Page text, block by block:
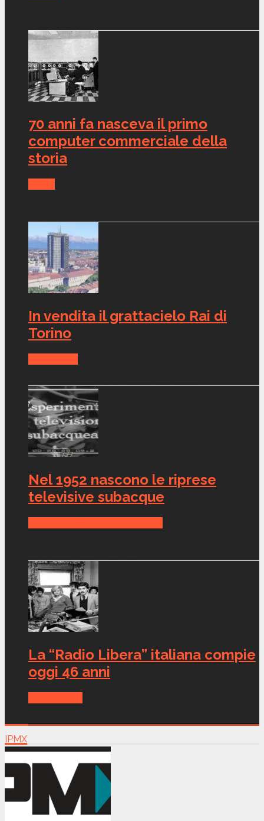
70 anni fa nasceva il primo
computer commerciale della
storia
In vendita il grattacielo Rai di
Torino
Nel 1952 nascono le riprese
televisive subacque
La “Radio Libera” italiana compie
oggi 46 anni
IPMX